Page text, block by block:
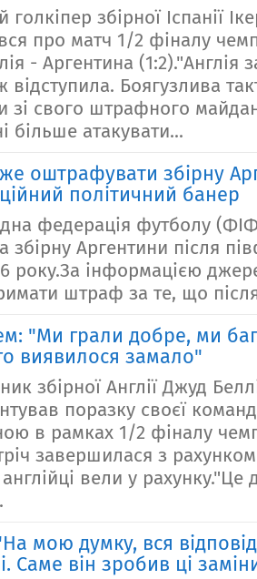
збірної Іспанії
про матч 1/2 фіналу
- Аргентина (1:2)."Англія
відступила. Боягузлива
зі свого штрафного
більше атакувати...
оштрафувати збірну
політичний банер
федерація футболу
Аргентини після
року.За інформацією
штраф за те, що
"Ми грали добре, ми
виявилося замало"
збірної Англії Джуд
поразку своєї
в рамках 1/2 фіналу
завершилася з
вели у
мою думку, вся
Саме він зробив ці